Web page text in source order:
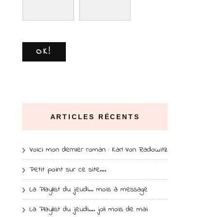
OK!
ARTICLES RÉCENTS
Voici mon dernier roman : Karl Von Radowitz
Petit point sur ce site….
La Playlist du jeudi… mois à message
La Playlist du jeudi…. joli mois de mai